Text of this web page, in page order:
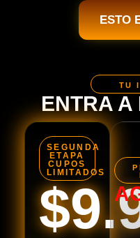
ESTO
TU
ENTRA A
SEGUNDA
ETAPA
CUPOS
LIMITADOS